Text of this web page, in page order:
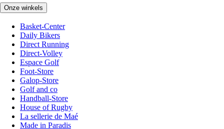
Onze winkels
Basket-Center
Daily Bikers
Direct Running
Direct-Volley
Espace Golf
Foot-Store
Galop-Store
Golf and co
Handball-Store
House of Rugby
La sellerie de Maé
Made in Paradis